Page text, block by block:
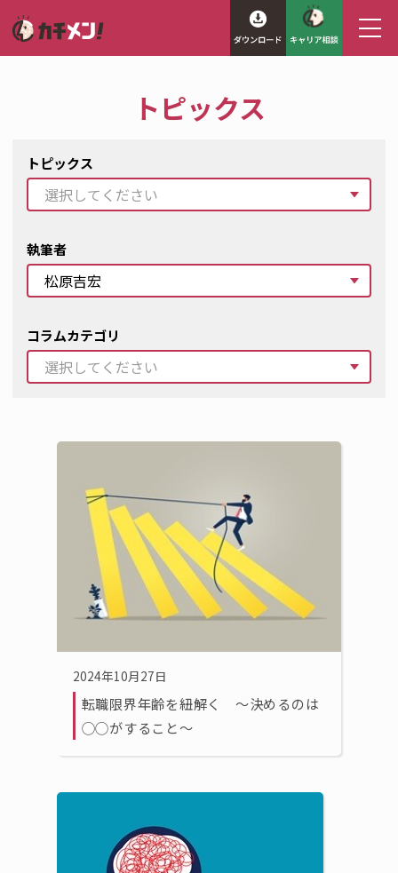
トピックス
トピックス
執筆者
コラムカテゴリ
2024年10月27日
転職限界年齢を紐解く 〜決めるのは
◯◯がすること〜